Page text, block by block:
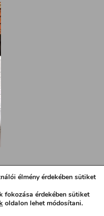
élmény érdekében sütiket
fokozása érdekében sütiket
oldalon lehet módosítani.